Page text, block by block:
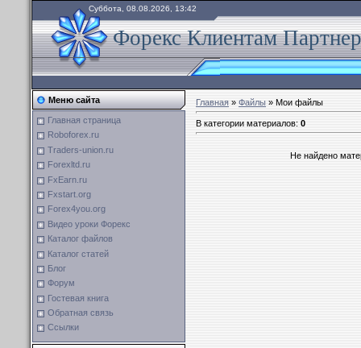
Суббота, 08.08.2026, 13:42
Форекс Клиентам
Меню сайта
Главная страница
Roboforex.ru
Traders-union.ru
Forexltd.ru
FxEarn.ru
Fxstart.org
Forex4you.org
Видео уроки Форекс
Каталог файлов
Каталог статей
Блог
Форум
Гостевая книга
Обратная связь
Ссылки
Главная»Файлы» Мои файлы
В категории материалов:0
Не найдено